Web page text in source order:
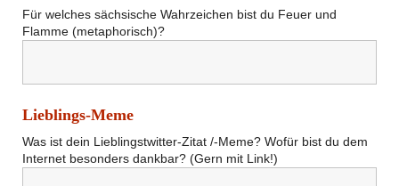
Für welches sächsische Wahrzeichen bist du Feuer und
Flamme (metaphorisch)?
Lieblings-Meme
Was ist dein Lieblingstwitter-Zitat /-Meme? Wofür bist du dem
Internet besonders dankbar? (Gern mit Link!)